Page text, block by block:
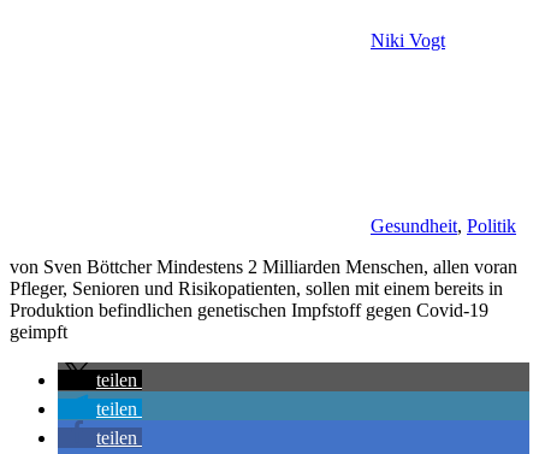
Niki Vogt
Gesundheit, Politik
von Sven Böttcher Mindestens 2 Milliarden Menschen, allen voran
Pfleger, Senioren und Risikopatienten, sollen mit einem bereits in
Produktion befindlichen genetischen Impfstoff gegen Covid-19
geimpft
teilen
teilen
teilen